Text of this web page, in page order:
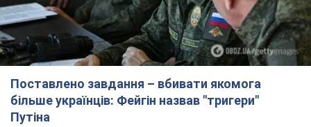
Поставлено завдання – вбивати якомога
більше українців: Фейгін назвав "тригери"
Путіна